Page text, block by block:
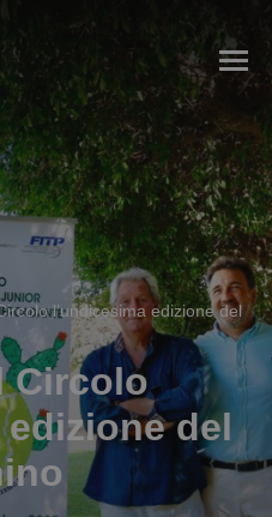
l’undicesima edizione del
Circolo
edizione del